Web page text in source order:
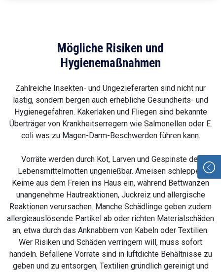
Mögliche Risiken und
Hygienemaßnahmen
Zahlreiche Insekten- und Ungezieferarten sind nicht nur
lästig, sondern bergen auch erhebliche Gesundheits- und
Hygienegefahren. Kakerlaken und Fliegen sind bekannte
Überträger von Krankheitserregern wie Salmonellen oder E.
coli was zu Magen-Darm-Beschwerden führen kann.
Vorräte werden durch Kot, Larven und Gespinste der
Lebensmittelmotten ungenießbar. Ameisen schleppen
Keime aus dem Freien ins Haus ein, während Bettwanzen
unangenehme Hautreaktionen, Juckreiz und allergische
Reaktionen verursachen. Manche Schädlinge geben zudem
allergieauslösende Partikel ab oder richten Materialschäden
an, etwa durch das Anknabbern von Kabeln oder Textilien.
Wer Risiken und Schäden verringern will, muss sofort
handeln. Befallene Vorräte sind in luftdichte Behältnisse zu
geben und zu entsorgen, Textilien gründlich gereinigt und